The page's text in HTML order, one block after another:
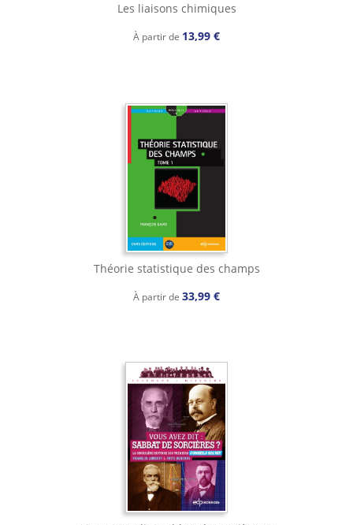
Les liaisons chimiques
À partir de 13,99 €
Théorie statistique des champs
À partir de 33,99 €